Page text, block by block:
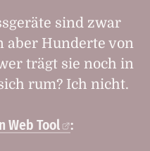
sind zwar
aber Hunderte von
trägt sie noch in
rum? Ich nicht.
Web Tool :